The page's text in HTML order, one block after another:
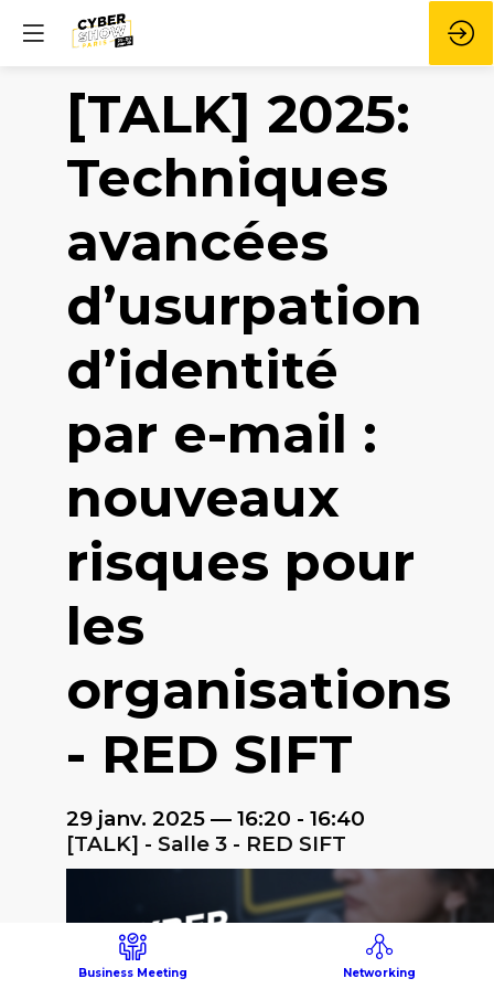
[TALK] 2025:
Techniques
avancées
d’usurpation
d’identité
par e-mail :
nouveaux
risques pour
les
organisations
- RED SIFT
29 janv. 2025 — 16:20 - 16:40
[TALK] - Salle 3 - RED SIFT
Business Meeting Networking